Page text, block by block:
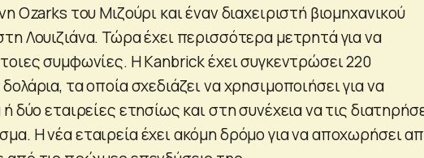
Ozarks του Μιζούρι και έναν διαχειριστή βιομηχανικού
Λουιζιάνα. Τώρα έχει περισσότερα μετρητά για να
συμφωνίες. Η Kanbrick έχει συγκεντρώσει 220
τα οποία σχεδιάζει να χρησιμοποιήσει για να
δύο εταιρείες ετησίως και στη συνέχεια να τις
Η νέα εταιρεία έχει ακόμη δρόμο για να αποχωρήσει